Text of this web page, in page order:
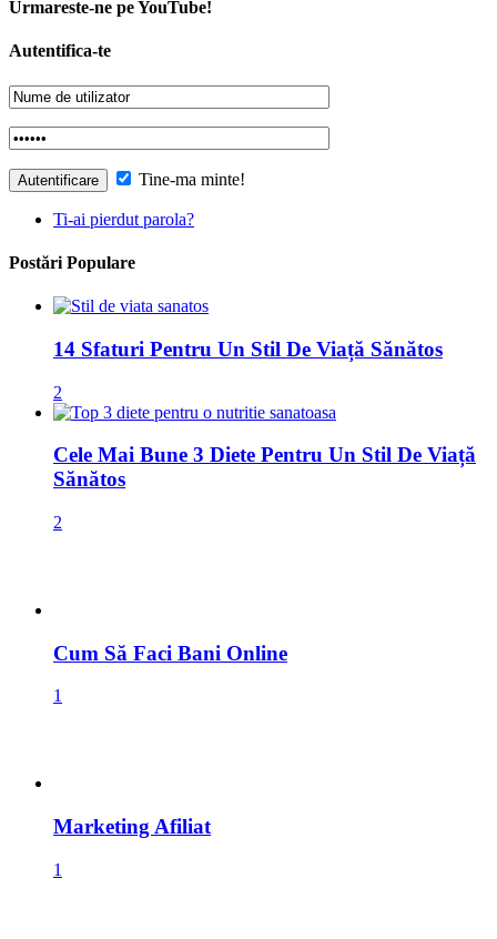
Tine-ma minte!
Ti-ai pierdut parola?
Postări Populare
14 Sfaturi Pentru Un Stil De Viață Sănătos
2
Sănătos
2
Cum Să Faci Bani Online
1
Marketing Afiliat
1
Raw Vegan Stil De Viață Sănătos
1